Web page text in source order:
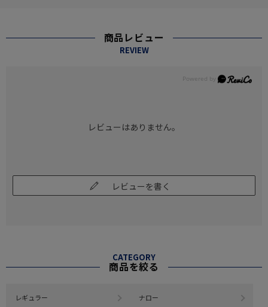
商品レビュー
REVIEW
レビューはありません。
レビューを書く
CATEGORY
商品を絞る
レギュラー ナロー